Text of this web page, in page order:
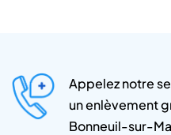
Appelez notre
un enlèvement
Bonneuil-sur-